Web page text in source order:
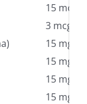
15 mcg
3 mcg
15 mg
15 mg
15 mg
15 mg